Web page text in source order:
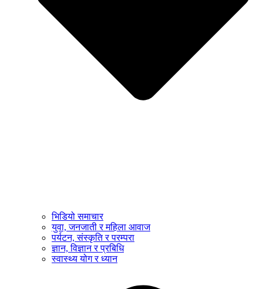
भिडियो समाचार
युवा, जनजाती र महिला आवाज
पर्यटन, संस्कृति र परम्परा
ज्ञान, विज्ञान र प्रबिधि
स्वास्थ्य योग र ध्यान